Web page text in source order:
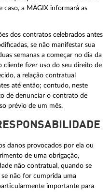
caso, a MAGIX informará as
dos contratos celebrados antes
se não manifestar sua
semanas a começar no dia da
cliente fizer uso do seu direito de
a relação contratual
até então; contudo, neste
de denunciar o contrato de
prévio de um mês.
danos provocados por ela ou
de uma obrigação,
não contratual, quando se
se não for cumprida uma
importante para